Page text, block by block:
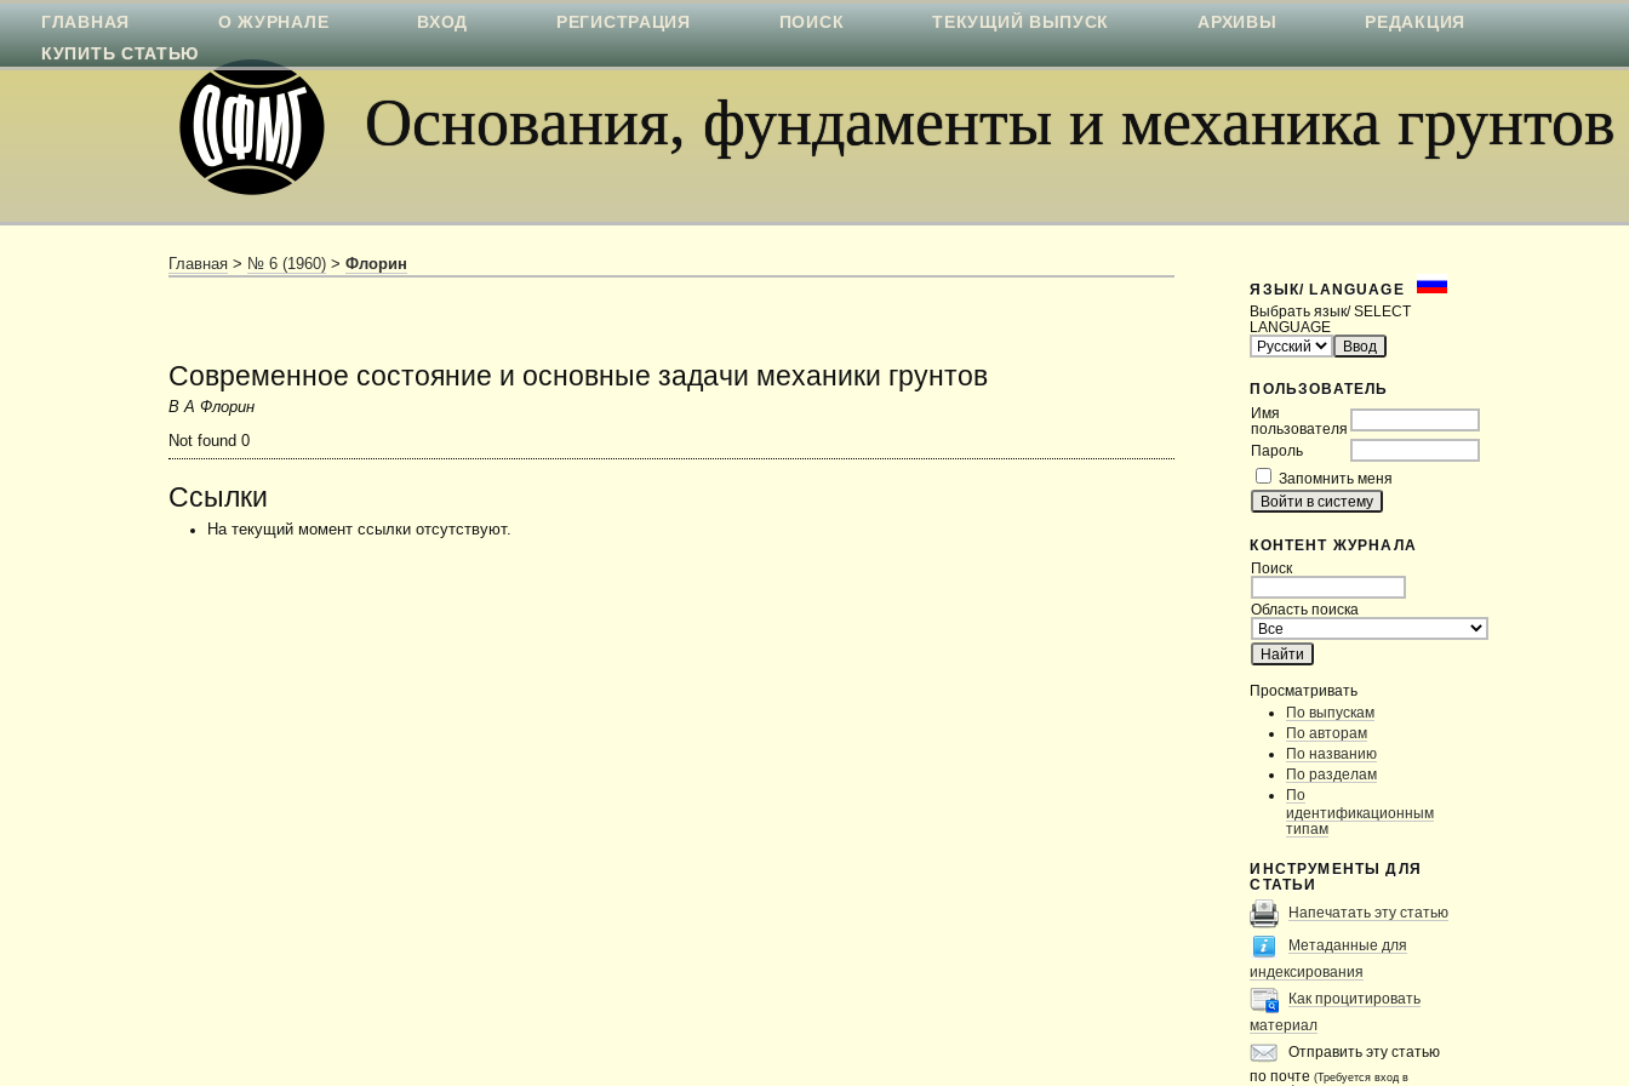
Основания, фундаменты и механика грунтов
ЯЗЫК/ LANGUAGE
Выбрать язык/ SELECT
LANGUAGE
ПОЛЬЗОВАТЕЛЬ
Имя
пользователя
Пароль
Запомнить меня
КОНТЕНТ ЖУРНАЛА
Поиск
Область поиска
Просматривать
По выпускам
По авторам
По названию
По разделам
По
идентификационным
типам
ИНСТРУМЕНТЫ ДЛЯ
СТАТЬИ
Напечатать эту статью
Метаданные для
индексирования
Как процитировать
материал
Отправить эту статью
по почте(Требуется вход в
ГЛАВНАЯ О ЖУРНАЛЕ ВХОД РЕГИСТРАЦИЯ ПОИСК ТЕКУЩИЙ ВЫПУСК АРХИВЫ
РЕДАКЦИЯ
КУПИТЬ СТАТЬЮ
Главная > № 6 (1960) >Флорин
Современное состояние и основные задачи механики грунтов
В А Флорин
Not found 0
Ссылки
На текущий момент ссылки отсутствуют.